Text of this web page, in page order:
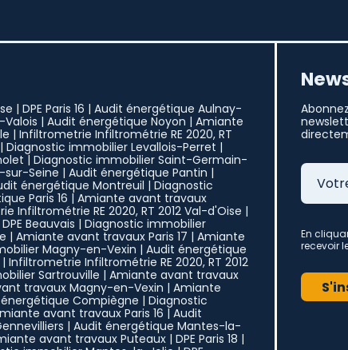
| DPE Paris 16 | Audit énergétique Aulnay-
| Audit énergétique Noyon | Amiante
| Infiltrometrie Infiltrométrie RE 2020, RT
| Diagnostic immobilier Levallois-Perret |
| Diagnostic immobilier Saint-Germain-
sur-Seine | Audit énergétique Pantin |
énergétique Montreuil | Diagnostic
Paris 16 | Amiante avant travaux
Infiltrométrie RE 2020, RT 2012 Val-d'Oise |
DPE Beauvais | Diagnostic immobilier
| Amiante avant travaux Paris 17 | Amiante
Magny-en-Vexin | Audit énergétique
| Infiltrometrie Infiltrométrie RE 2020, RT 2012
Sartrouville | Amiante avant travaux
travaux Magny-en-Vexin | Amiante
Compiègne | Diagnostic
avant travaux Paris 16 | Audit
| Audit énergétique Mantes-la-
avant travaux Puteaux | DPE Paris 18 |
En
recevoir